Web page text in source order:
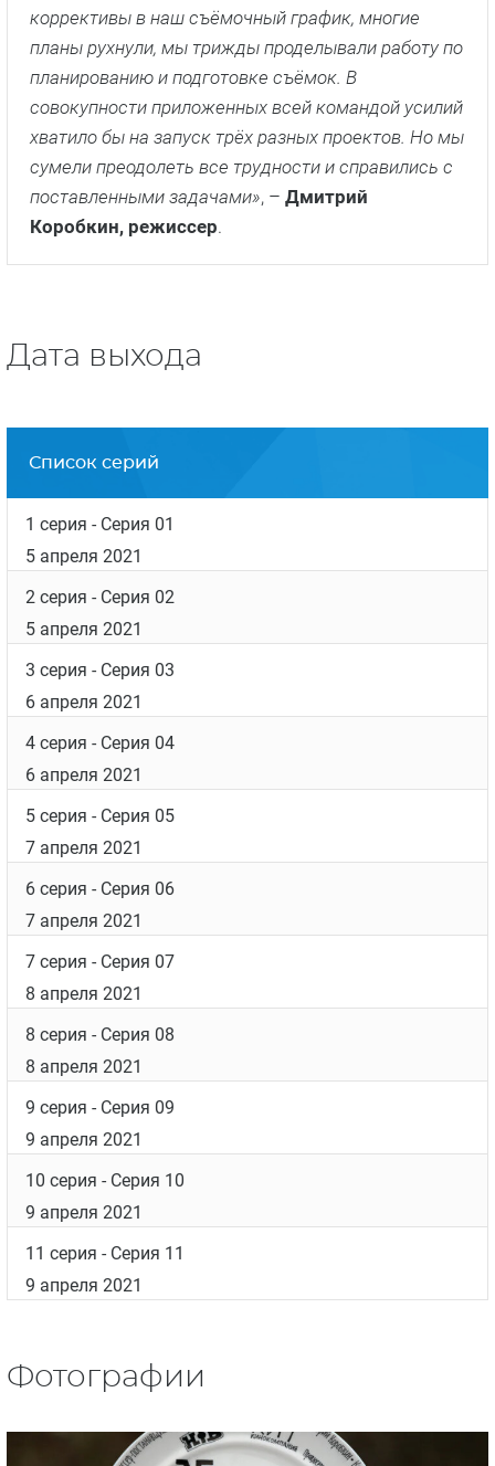
коррективы в наш съёмочный график, многие
планы рухнули, мы трижды проделывали работу по
планированию и подготовке съёмок. В
совокупности приложенных всей командой усилий
хватило бы на запуск трёх разных проектов. Но мы
сумели преодолеть все трудности и справились с
поставленными задачами», – Дмитрий
Коробкин, режиссер.
Дата выхода
Список серий
1 серия - Серия 01
5 апреля 2021
2 серия - Серия 02
5 апреля 2021
3 серия - Серия 03
6 апреля 2021
4 серия - Серия 04
6 апреля 2021
5 серия - Серия 05
7 апреля 2021
6 серия - Серия 06
7 апреля 2021
7 серия - Серия 07
8 апреля 2021
8 серия - Серия 08
8 апреля 2021
9 серия - Серия 09
9 апреля 2021
10 серия - Серия 10
9 апреля 2021
11 серия - Серия 11
9 апреля 2021
Фотографии